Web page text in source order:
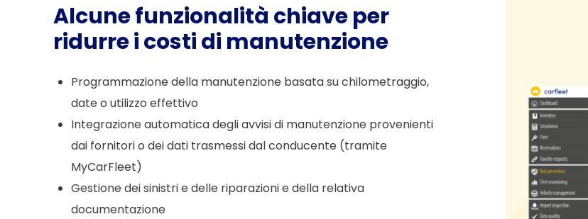
Alcune funzionalità chiave per
ridurre i costi di manutenzione
Programmazione della manutenzione basata su chilometraggio,
date o utilizzo effettivo
Integrazione automatica degli avvisi di manutenzione provenienti
dai fornitori o dei dati trasmessi dal conducente (tramite
MyCarFleet)
Gestione dei sinistri e delle riparazioni e della relativa
documentazione